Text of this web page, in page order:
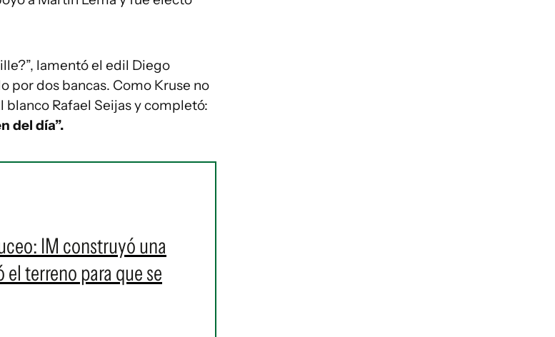
lamentó el edil Diego
por dos bancas. Como Kruse no
blanco Rafael Seijas y completó:
del día”.
IM construyó una
terreno para que se